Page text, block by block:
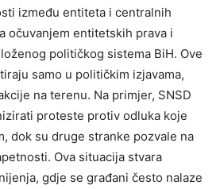
između entiteta i centralnih
očuvanjem entitetskih prava i
političkog sistema BiH. Ove
samo u političkim izjavama,
na terenu. Na primjer, SNSD
proteste protiv odluka koje
dok su druge stranke pozvale na
Ova situacija stvara
gdje se građani često nalaze